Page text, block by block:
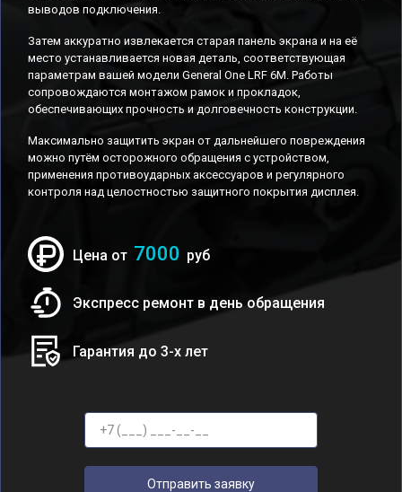
выводов подключения.
Затем аккуратно извлекается старая панель экрана и на её
место устанавливается новая деталь, соответствующая
параметрам вашей модели General One LRF 6M. Работы
сопровождаются монтажом рамок и прокладок,
обеспечивающих прочность и долговечность конструкции.
Максимально защитить экран от дальнейшего повреждения
можно путём осторожного обращения с устройством,
применения противоударных аксессуаров и регулярного
контроля над целостностью защитного покрытия дисплея.
Цена от 7000 руб
Экспресс ремонт в день обращения
Гарантия до 3-х лет
Отправить заявку